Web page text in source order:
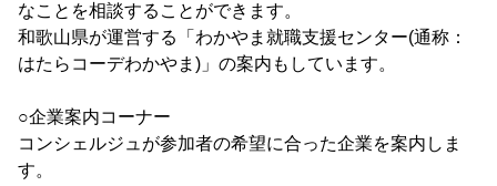
なことを相談することができます。
和歌山県が運営する「わかやま就職支援センター(通称：
はたらコーデわかやま)」の案内もしています。
○企業案内コーナー
コンシェルジュが参加者の希望に合った企業を案内しま
す。